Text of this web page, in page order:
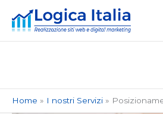
contenuto
Home I nostri Servizi